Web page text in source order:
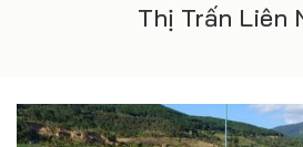
Thị Trấn Liên